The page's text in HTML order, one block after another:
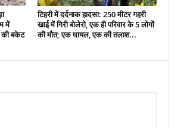
में
की बकेट
टिहरी में दर्दनाक हादसा: 250 मीटर गहरी
खाई में गिरी बोलेरो, एक ही परिवार के 5 लोगों
की मौत; एक घायल, एक की तलाश...